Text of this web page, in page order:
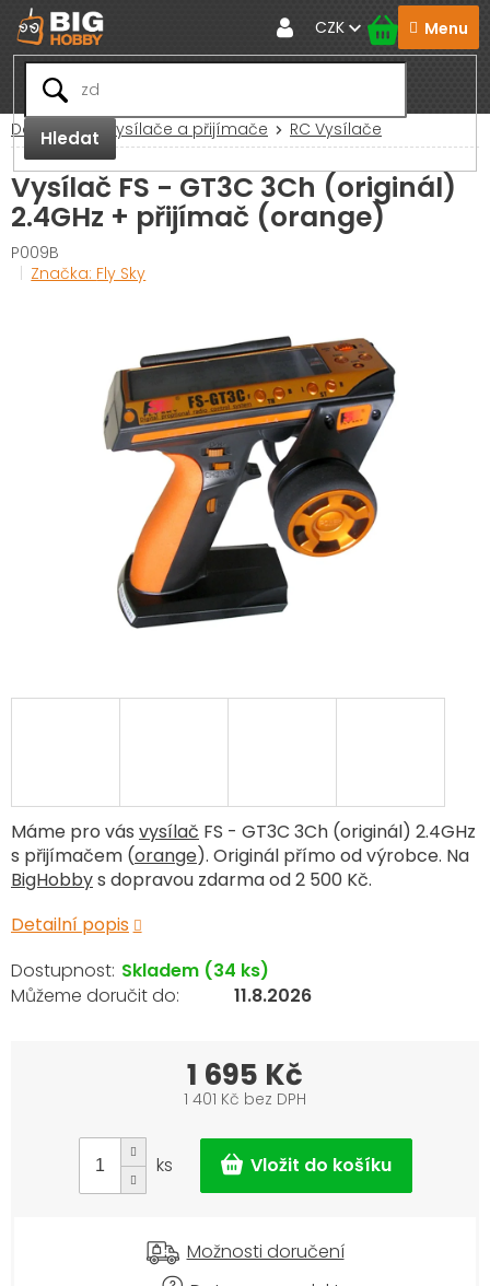
Přejít
na
obsah
Hledat
CZK
Domů RC Vysílače a přijímače RC Vysílače
Vysílač FS - GT3C 3Ch (originál)
2.4GHz + přijímač (orange)
P009B
Značka: Fly Sky
Máme pro vás vysílač FS - GT3C 3Ch (originál) 2.4GHz
s přijímačem (orange). Originál přímo od výrobce. Na
BigHobbys dopravou zdarma od 2 500 Kč.
Detailní popis
Skladem (34 ks)
11.8.2026
1 695 Kč
1 401 Kč bez DPH
cena:
ks
Možnosti doručení